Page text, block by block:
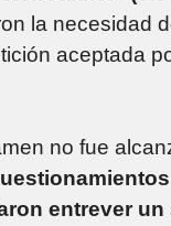
la necesidad
aceptada
no fue
entrever un